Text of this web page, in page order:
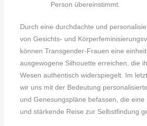
Person übereinstimmt.
Durch eine durchdachte und
von Gesichts- und
können Transgender-Frauen eine
ausgewogene Silhouette erreichen, die
Wesen authentisch widerspiegelt. Im
wir uns mit der Bedeutung
und Genesungspläne befassen, die eine
und stärkende Reise zur Selbstfindung